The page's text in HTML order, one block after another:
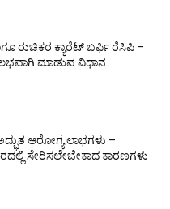
ರುಚಿಕರ ಕ್ಯಾರೆಟ್ ಬರ್ಫಿ ರೆಸಿಪಿ –
ಮಾಡುವ ವಿಧಾನ
ಆರೋಗ್ಯ ಲಾಭಗಳು –
ಸೇರಿಸಲೇಬೇಕಾದ ಕಾರಣಗಳು